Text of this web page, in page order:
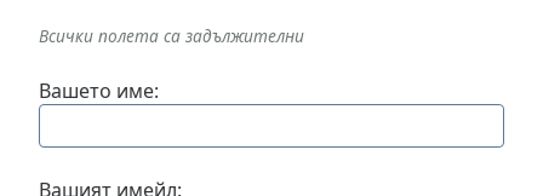
0.00%
TypeLIVE
live,
Всички полета са задължителни
Вашето име:
Вашият имейл: